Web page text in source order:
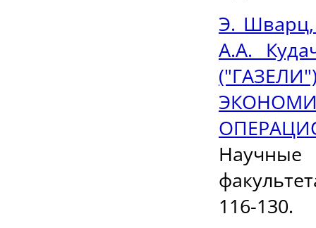
Э. Шварц,
А.А.
116-130.